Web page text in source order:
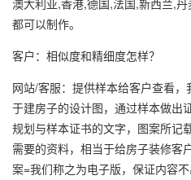
澳大利亚,香港,德国,法国,新西兰,
都可以制作。
客户：相似度和精细度怎样？
网站/客服：提供样本给客户查看
于建房子的设计图，通过样本做出
规划与样本证书的文字，图案所记
需要的资料，相当于给房子装修客
案=我们称之为电子版，保证内容